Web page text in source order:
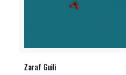
Zaraf Guili